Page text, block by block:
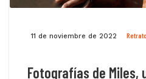
11 de noviembre de 2022 Retrato
Fotografías de Miles,